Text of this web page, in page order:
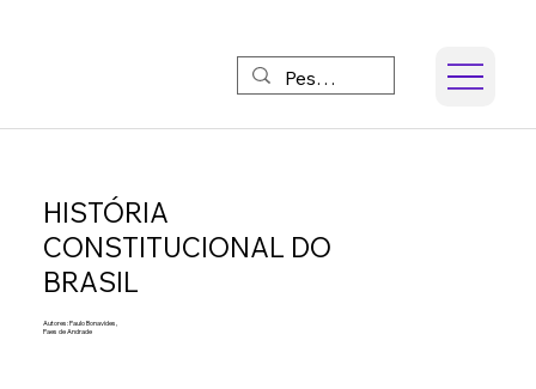
HISTÓRIA
CONSTITUCIONAL DO
BRASIL
Autores: Paulo Bonavides,
Paes de Andrade